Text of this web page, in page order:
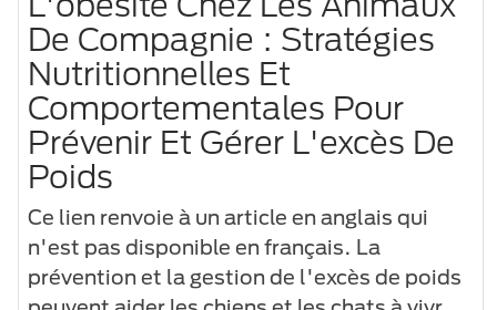
De Compagnie : Stratégies
Nutritionnelles Et
Comportementales Pour
Prévenir Et Gérer L'excès De
Poids
Ce lien renvoie à un article en anglais qui
n'est pas disponible en français. La
prévention et la gestion de l'excès de poids